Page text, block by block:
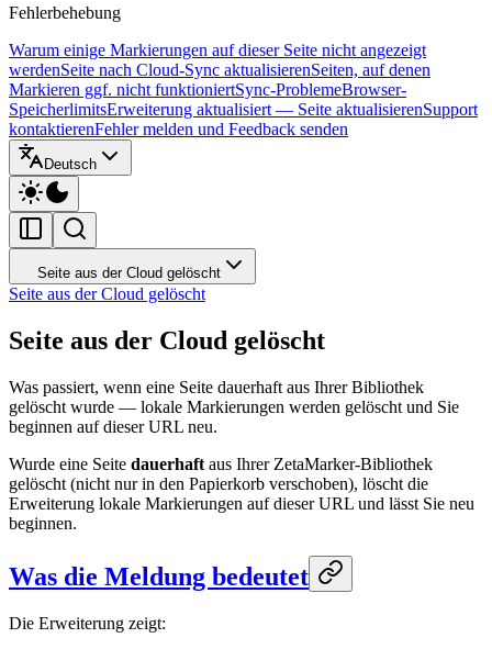
Fehlerbehebung
Warum einige Markierungen auf dieser Seite nicht angezeigt
werdenSeite nach Cloud-Sync aktualisierenSeiten, auf denen
Markieren ggf. nicht funktioniertSync-ProblemeBrowser-
SpeicherlimitsErweiterung aktualisiert — Seite aktualisierenSupport
kontaktierenFehler melden und Feedback senden
Deutsch
Seite aus der Cloud gelöscht
Seite aus der Cloud gelöscht
Seite aus der Cloud gelöscht
Was passiert, wenn eine Seite dauerhaft aus Ihrer Bibliothek
gelöscht wurde — lokale Markierungen werden gelöscht und Sie
beginnen auf dieser URL neu.
Wurde eine Seite dauerhaft aus Ihrer ZetaMarker-Bibliothek
gelöscht (nicht nur in den Papierkorb verschoben), löscht die
Erweiterung lokale Markierungen auf dieser URL und lässt Sie neu
beginnen.
Was die Meldung bedeutet
Die Erweiterung zeigt: